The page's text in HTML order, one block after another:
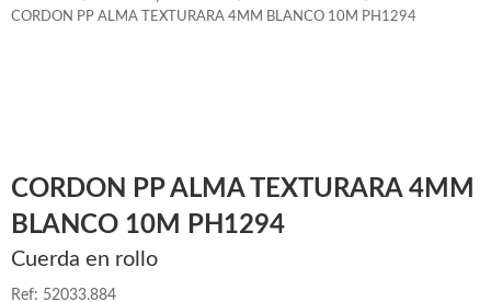
CORDON PP ALMA TEXTURARA 4MM BLANCO 10M PH1294
CORDON PP ALMA TEXTURARA 4MM
BLANCO 10M PH1294
Cuerda en rollo
Ref: 52033.884